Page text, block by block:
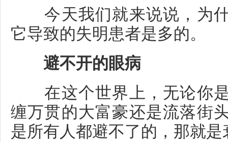
今天我们就来说说，为
它导致的失明患者是多的。
避不开的眼病
在这个世界上，无论你
缠万贯的大富豪还是流落街
是所有人都避不了的，那就是